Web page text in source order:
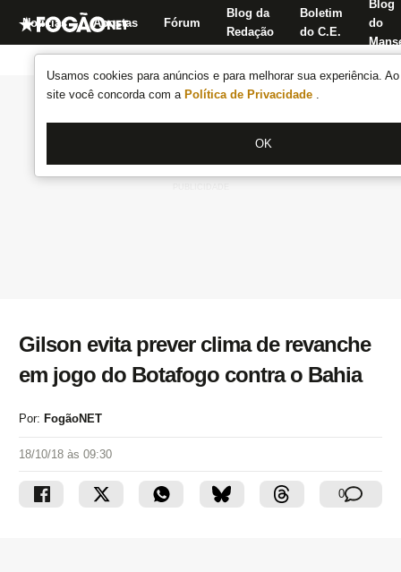
Usamos cookies para anúncios e para melhorar sua experiência.
site você concorda com a Política de Privacidade .
OK
Notícias Apostas Fórum
Blog da
Redação
Boletim
do C.E.
Blog
do
Gilson evita prever clima de revanche
em jogo do Botafogo contra o Bahia
Por: FogãoNET
18/10/18 às 09:30
0